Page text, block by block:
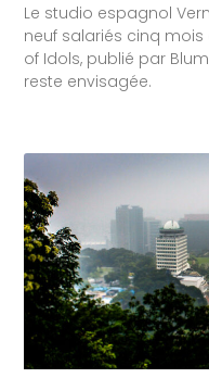
Le studio espagnol
neuf salariés cinq
of Idols, publié par
reste envisagée.